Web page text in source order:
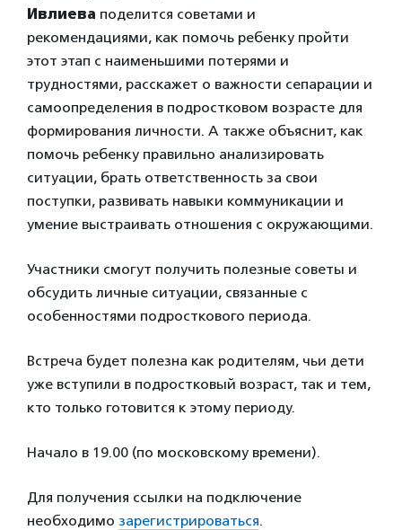
Ивлиева поделится советами и
рекомендациями, как помочь ребенку пройти
этот этап с наименьшими потерями и
трудностями, расскажет о важности сепарации и
самоопределения в подростковом возрасте для
формирования личности. А также объяснит, как
помочь ребенку правильно анализировать
ситуации, брать ответственность за свои
поступки, развивать навыки коммуникации и
умение выстраивать отношения с окружающими.
Участники смогут получить полезные советы и
обсудить личные ситуации, связанные с
особенностями подросткового периода.
Встреча будет полезна как родителям, чьи дети
уже вступили в подростковый возраст, так и тем,
кто только готовится к этому периоду.
Начало в 19.00 (по московскому времени).
Для получения ссылки на подключение
необходимо зарегистрироваться.